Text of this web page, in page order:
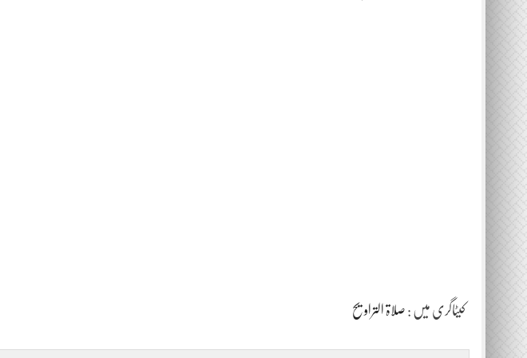
کیٹاگری میں : صلاۃ التراویح